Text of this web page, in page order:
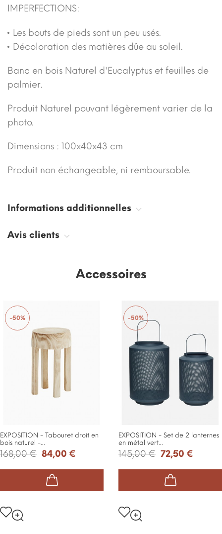
IMPERFECTIONS:
Les bouts de pieds sont un peu usés.
Décoloration des matières dûe au soleil.
Banc en bois Naturel d'Eucalyptus et feuilles de
palmier.
Produit Naturel pouvant légèrement varier de la
photo.
Dimensions : 100x40x43 cm
Produit non échangeable, ni remboursable.
Informations additionnelles
Avis clients
Accessoires
-50%
EXPOSITION - Tabouret droit en
bois naturel -...
168,00 € 84,00 €
-50%
EXPOSITION - Set de 2 lanternes
en métal vert...
145,00 € 72,50 €